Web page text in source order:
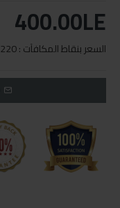
400.00LE
السعر بنقاط المكافآت : 220